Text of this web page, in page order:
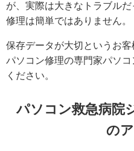
が、実際は大きなトラブル
修理は簡単ではありません。
保存データが大切というお
パソコン修理の専門家パソ
ください。
パソコン救急病院
の